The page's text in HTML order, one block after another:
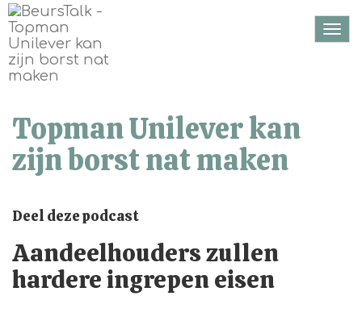
Topman Unilever kan
zijn borst nat maken
Deel deze podcast
Aandeelhouders zullen
hardere ingrepen eisen